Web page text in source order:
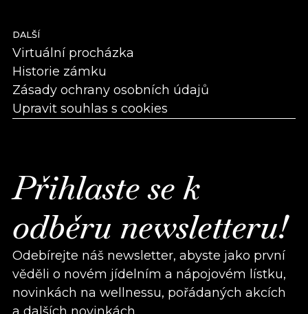
DALŠÍ
Virtuální procházka
Historie zámku
Zásady ochrany osobních údajů
Upravit souhlas s cookies
Přihlaste se k
odběru newsletteru!
Odebírejte náš newsletter, abyste jako první
věděli o novém jídelním a nápojovém lístku,
novinkách na wellnessu, pořádaných akcích